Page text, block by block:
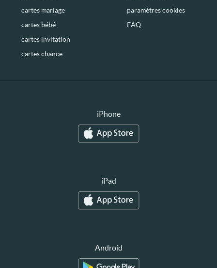
cartes mariage
cartes bébé
cartes invitation
cartes chance
paramètres cookies
FAQ
iPhone
iPad
Android